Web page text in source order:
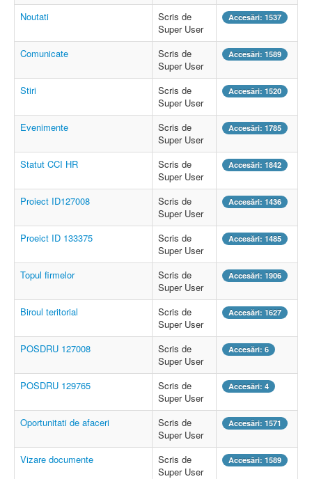
Noutati
Scris de
Super User
Accesări: 1537
Comunicate
Scris de
Super User
Accesări: 1589
Stiri
Scris de
Super User
Accesări: 1520
Evenimente
Scris de
Super User
Accesări: 1785
Statut CCI HR
Scris de
Super User
Accesări: 1842
Proiect ID127008
Scris de
Super User
Accesări: 1436
Proeict ID 133375
Scris de
Super User
Accesări: 1485
Topul firmelor
Scris de
Super User
Accesări: 1906
Biroul teritorial
Scris de
Super User
Accesări: 1627
POSDRU 127008
Scris de
Super User
Accesări: 6
POSDRU 129765
Scris de
Super User
Accesări: 4
Oportunitati de afaceri
Scris de
Super User
Accesări: 1571
Vizare documente
Scris de
Super User
Accesări: 1589